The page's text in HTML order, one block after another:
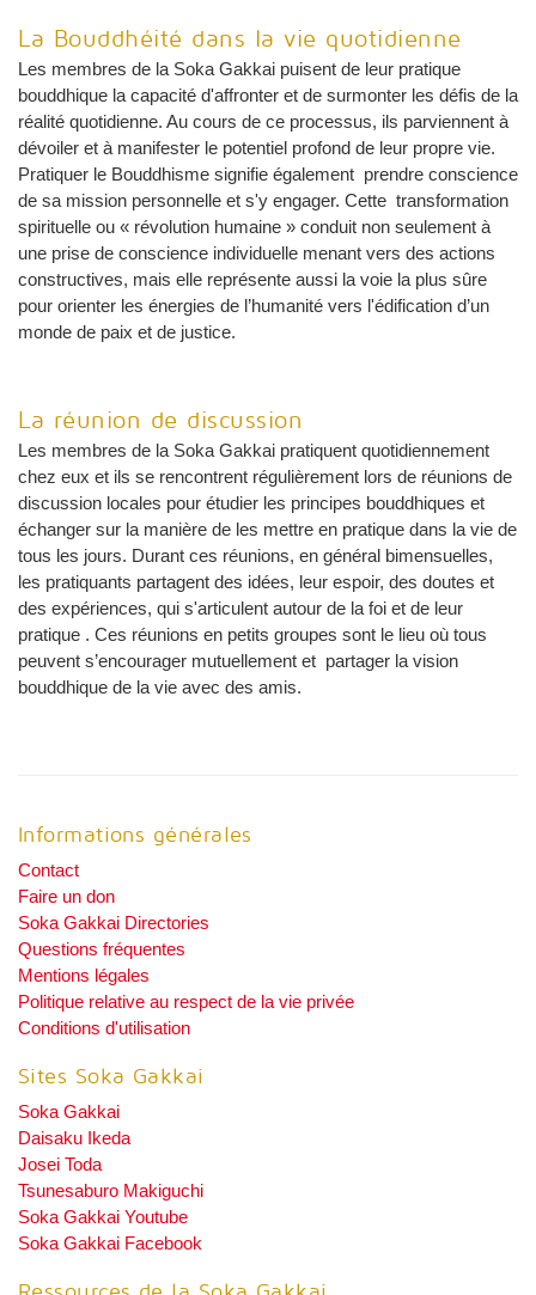
La Bouddhéité dans la vie quotidienne
Les membres de la Soka Gakkai puisent de leur pratique
bouddhique la capacité d'affronter et de surmonter les défis de la
réalité quotidienne. Au cours de ce processus, ils parviennent à
dévoiler et à manifester le potentiel profond de leur propre vie.
Pratiquer le Bouddhisme signifie également prendre conscience
de sa mission personnelle et s'y engager. Cette transformation
spirituelle ou « révolution humaine » conduit non seulement à
une prise de conscience individuelle menant vers des actions
constructives, mais elle représente aussi la voie la plus sûre
pour orienter les énergies de l’humanité vers l'édification d’un
monde de paix et de justice.
La réunion de discussion
Les membres de la Soka Gakkai pratiquent quotidiennement
chez eux et ils se rencontrent régulièrement lors de réunions de
discussion locales pour étudier les principes bouddhiques et
échanger sur la manière de les mettre en pratique dans la vie de
tous les jours. Durant ces réunions, en général bimensuelles,
les pratiquants partagent des idées, leur espoir, des doutes et
des expériences, qui s'articulent autour de la foi et de leur
pratique . Ces réunions en petits groupes sont le lieu où tous
peuvent s’encourager mutuellement et partager la vision
bouddhique de la vie avec des amis.
Informations générales
Contact
Faire un don
Soka Gakkai Directories
Questions fréquentes
Mentions légales
Politique relative au respect de la vie privée
Conditions d'utilisation
Sites Soka Gakkai
Soka Gakkai
Daisaku Ikeda
Josei Toda
Tsunesaburo Makiguchi
Soka Gakkai Youtube
Soka Gakkai Facebook